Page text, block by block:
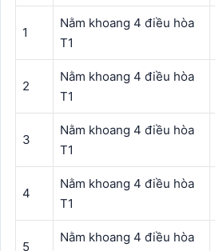
1
Nằm khoang 4 điều hòa
T1
2
Nằm khoang 4 điều hòa
T1
3
Nằm khoang 4 điều hòa
T1
4
Nằm khoang 4 điều hòa
T1
5
Nằm khoang 4 điều hòa